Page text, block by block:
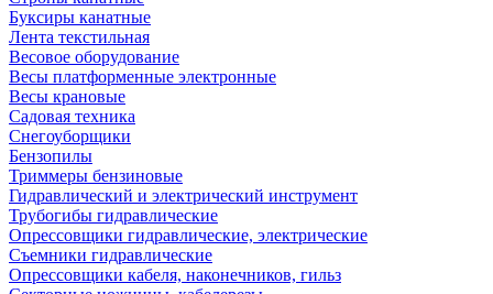
Буксиры канатные
Лента текстильная
Весовое оборудование
Весы платформенные электронные
Весы крановые
Садовая техника
Снегоуборщики
Бензопилы
Триммеры бензиновые
Гидравлический и электрический инструмент
Трубогибы гидравлические
Опрессовщики гидравлические, электрические
Съемники гидравлические
Опрессовщики кабеля, наконечников, гильз